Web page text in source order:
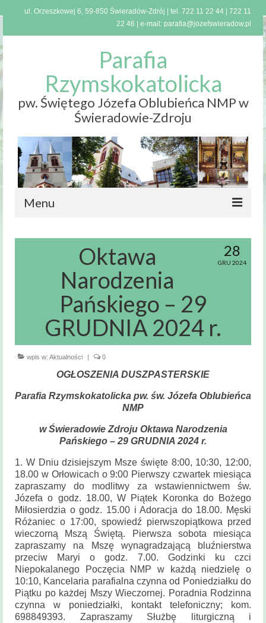
ul. Orzeszkowej 6, 59-850 Świeradów-Zdrój | tel. 722 11 22 44
722 11
22 46 | e-mail: parafia@jozefswieradow.pl
Parafia
Rzymskokatolicka
pw. Świętego Józefa Oblubieńca NMP w
Świeradowie-Zdroju
Menu
Msze święte
i nabożeństwa
Kancelaria
Parafialna
Sakramenty
Święte
Sakrament Chrztu
Sakrament Bierzmowania
Sakrament Małżeństwa
Sakrament pokuty
Zakres
terytorialny
Historia
parafii
Kontakt
KAMERA
28
GRU 2024
Oktawa
Narodzenia
Pańskiego – 29
GRUDNIA 2024 r.
wpis w: Aktualności 0
OGŁOSZENIA DUSZPASTERSKIE
Parafia Rzymskokatolicka pw. św. Józefa Oblubieńca
NMP
w Świeradowie Zdroju Oktawa Narodzenia
Pańskiego – 29 GRUDNIA 2024 r.
1. W Dniu dzisiejszym Msze święte 8:00, 10:30, 12:00,
18.00 w Orłowicach o 9:00 Pierwszy czwartek miesiąca
zapraszamy do modlitwy za wstawiennictwem św.
Józefa o godz. 18.00, W Piątek Koronka do Bożego
Miłosierdzia o godz. 15.00 i Adoracja do 18.00. Męski
Różaniec o 17:00, spowiedź pierwszopiątkowa przed
wieczorną Mszą Świętą. Pierwsza sobota miesiąca
zapraszamy na Mszę wynagradzającą bluźnierstwa
przeciw Maryi o godz. 7.00. Godzinki ku czci
Niepokalanego Poczęcia NMP w każdą niedzielę o
10:10, Kancelaria parafialna czynna od Poniedziałku do
Piątku po każdej Mszy Wieczornej. Poradnia Rodzinna
czynna w poniedziałki, kontakt telefoniczny; kom.
698849393. Zapraszamy Służbę liturgiczną i